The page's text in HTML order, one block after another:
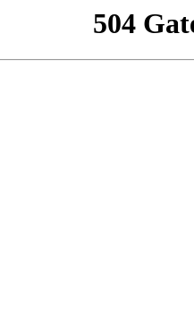
504